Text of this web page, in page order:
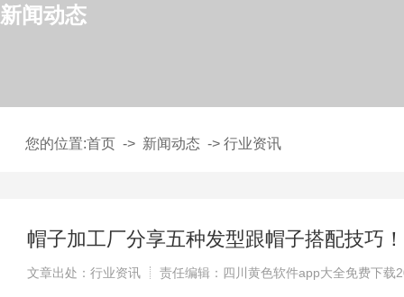
新闻动态
您的位置:首页 -> 新闻动态 -> 行业资讯
帽子加工厂分享五种发型跟帽子搭配技巧！
文章出处：行业资讯 责任编辑：四川黄色软件app大全免费下